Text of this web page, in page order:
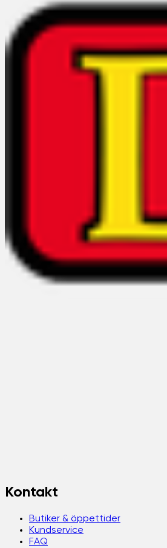
Kontakt
Butiker & öppettider
Kundservice
FAQ